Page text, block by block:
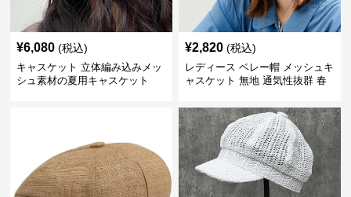
¥6,080 (税込)
キャスケット 立体編み込みメッ
シュ素材の夏用キャスケット
¥2,820 (税込)
レディース ベレー帽 メッシュキ
ャスケット 無地 通気性抜群 春